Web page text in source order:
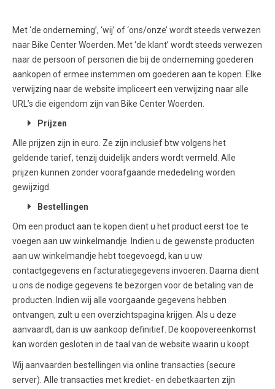
Met ‘de onderneming’, ‘wij’ of ‘ons/onze’ wordt steeds verwezen
naar Bike Center Woerden. Met ‘de klant’ wordt steeds verwezen
naar de persoon of personen die bij de onderneming goederen
aankopen of ermee instemmen om goederen aan te kopen. Elke
verwijzing naar de website impliceert een verwijzing naar alle
URL’s die eigendom zijn van Bike Center Woerden.
Prijzen
Alle prijzen zijn in euro. Ze zijn inclusief btw volgens het
geldende tarief, tenzij duidelijk anders wordt vermeld. Alle
prijzen kunnen zonder voorafgaande mededeling worden
gewijzigd.
Bestellingen
Om een product aan te kopen dient u het product eerst toe te
voegen aan uw winkelmandje. Indien u de gewenste producten
aan uw winkelmandje hebt toegevoegd, kan u uw
contactgegevens en facturatiegegevens invoeren. Daarna dient
u ons de nodige gegevens te bezorgen voor de betaling van de
producten. Indien wij alle voorgaande gegevens hebben
ontvangen, zult u een overzichtspagina krijgen. Als u deze
aanvaardt, dan is uw aankoop definitief. De koopovereenkomst
kan worden gesloten in de taal van de website waarin u koopt.
Wij aanvaarden bestellingen via online transacties (secure
server). Alle transacties met krediet- en debetkaarten zijn